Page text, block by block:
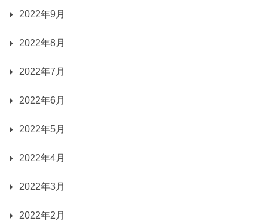
2022年9月
2022年8月
2022年7月
2022年6月
2022年5月
2022年4月
2022年3月
2022年2月